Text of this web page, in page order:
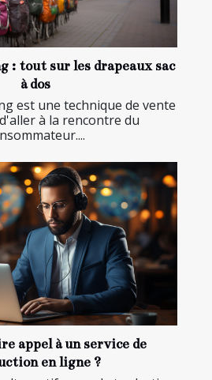
: tout sur les drapeaux sac
à dos
est une technique de vente
à la rencontre du
appel à un service de
en ligne ?